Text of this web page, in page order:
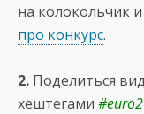
на колокольчик
про конкурс.
2. Поделиться
хештегами